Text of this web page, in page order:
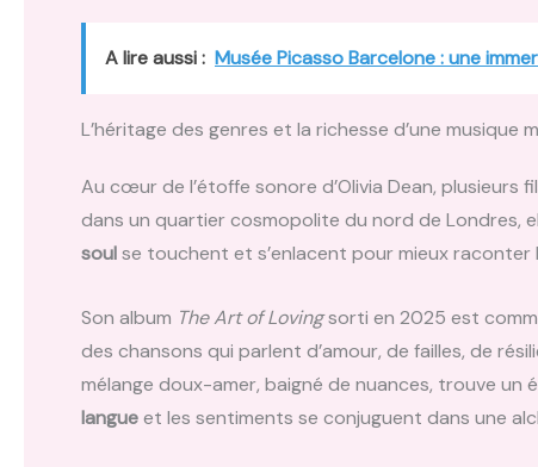
A lire aussi : Musée Picasso Barcelone : une
L’héritage des genres et la richesse d’une musique
Au cœur de l’étoffe sonore d’Olivia Dean, plusieurs
dans un quartier cosmopolite du nord de Londres,
soulse touchent et s’enlacent pour mieux
Son album The Art of Lovingsorti en 2025 est
des chansons qui parlent d’amour, de failles, de
mélange doux-amer, baigné de nuances, trouve
langueet les sentiments se conjuguent dans une